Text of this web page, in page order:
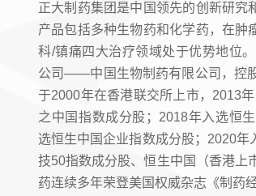
正大制药集团是中国领先的创新研究
产品包括多种生物药和化学药，在肿
科/镇痛四大治疗领域处于优势地位
公司——中国生物制药有限公司，控
于2000年在香港联交所上市，2013
之中国指数成分股；2018年入选恒
选恒生中国企业指数成分股；2020年
技50指数成分股、恒生中国（香港上
药连续多年荣登美国权威杂志《制药